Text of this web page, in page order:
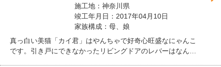
施工地：神奈川県
竣工年月日：2017年04月10日
家族構成：母、娘
真っ白い美猫「カイ君」はやんちゃで好奇心旺盛なにゃんこ
です。引き戸にできなかったリビングドアのレバーはなんな